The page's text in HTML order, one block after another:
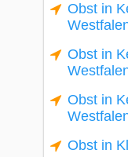
Obst in
Obst in
Obst in
Obst in